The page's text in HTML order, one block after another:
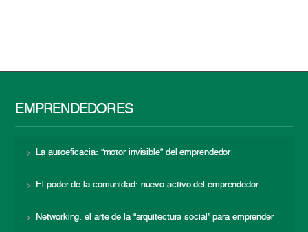
EMPRENDEDORES
La autoeficacia: “motor invisible” del emprendedor
El poder de la comunidad: nuevo activo del emprendedor
Networking: el arte de la “arquitectura social” para emprender